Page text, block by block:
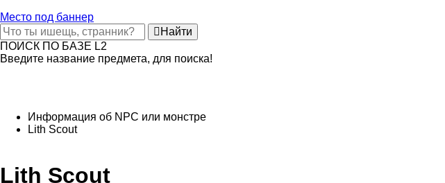
Место под баннер
Найти
ПОИСК ПО БАЗЕ L2
Введите название предмета, для поиска!
Информация об NPC или монстре
Lith Scout
Lith Scout